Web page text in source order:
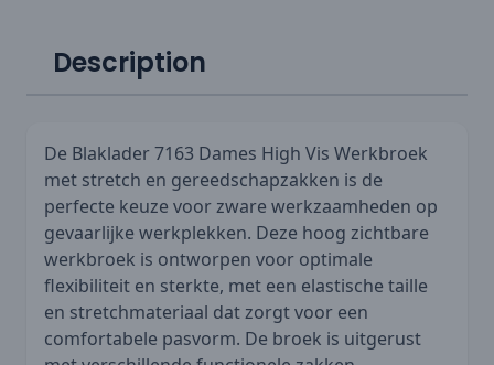
Description
De Blaklader 7163 Dames High Vis Werkbroek
met stretch en gereedschapzakken is de
perfecte keuze voor zware werkzaamheden op
gevaarlijke werkplekken. Deze hoog zichtbare
werkbroek is ontworpen voor optimale
flexibiliteit en sterkte, met een elastische taille
en stretchmateriaal dat zorgt voor een
comfortabele pasvorm. De broek is uitgerust